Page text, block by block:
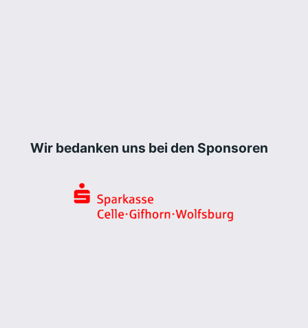
Wir bedanken uns bei den Sponsoren